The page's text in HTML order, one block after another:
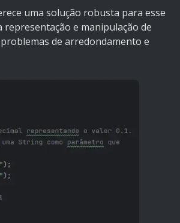
uma solução robusta para esse
e manipulação de
de arredondamento e